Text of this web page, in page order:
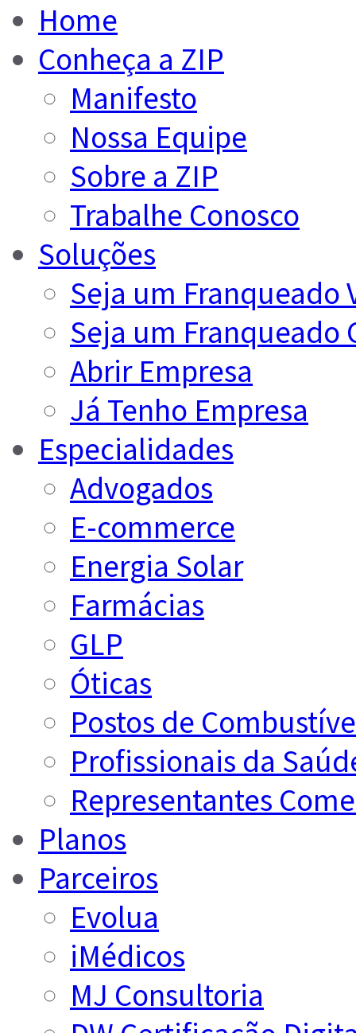
Home
Conheça a ZIP
Manifesto
Nossa Equipe
Sobre a ZIP
Trabalhe Conosco
Soluções
Seja um Franqueado
Seja um Franqueado
Abrir Empresa
Já Tenho Empresa
Especialidades
Advogados
E-commerce
Energia Solar
Farmácias
GLP
Óticas
Postos de
Profissionais da
Representantes
Planos
Parceiros
Evolua
iMédicos
MJ Consultoria